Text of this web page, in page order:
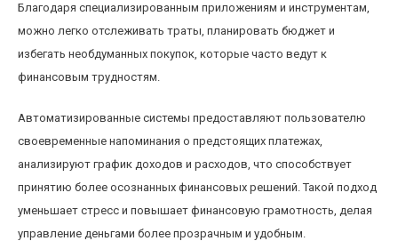
Благодаря специализированным приложениям и инструментам,
можно легко отслеживать траты, планировать бюджет и
избегать необдуманных покупок, которые часто ведут к
финансовым трудностям.
Автоматизированные системы предоставляют пользователю
своевременные напоминания о предстоящих платежах,
анализируют график доходов и расходов, что способствует
принятию более осознанных финансовых решений. Такой подход
уменьшает стресс и повышает финансовую грамотность, делая
управление деньгами более прозрачным и удобным.